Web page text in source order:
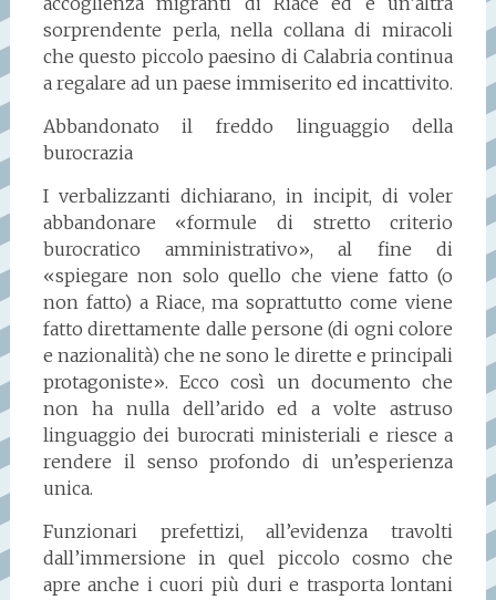
sorprendente perla, nella collana di miracoli
che questo piccolo paesino di Calabria continua
a regalare ad un paese immiserito ed incattivito.
Abbandonato il freddo linguaggio della
burocrazia
I verbalizzanti dichiarano, in incipit, di voler
abbandonare «formule di stretto criterio
burocratico amministrativo», al fine di
«spiegare non solo quello che viene fatto (o
non fatto) a Riace, ma soprattutto come viene
fatto direttamente dalle persone (di ogni colore
e nazionalità) che ne sono le dirette e principali
protagoniste». Ecco così un documento che
non ha nulla dell’arido ed a volte astruso
linguaggio dei burocrati ministeriali e riesce a
rendere il senso profondo di un’esperienza
unica.
Funzionari prefettizi, all’evidenza travolti
dall’immersione in quel piccolo cosmo che
apre anche i cuori più duri e trasporta lontani